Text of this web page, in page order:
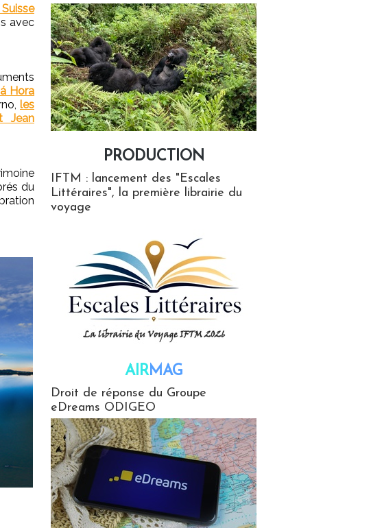
avec
Hora
les
Jean
du
PRODUCTION
IFTM : lancement des "Escales
Littéraires", la première librairie du
voyage
AIRMAG
Droit de réponse du Groupe
eDreams ODIGEO